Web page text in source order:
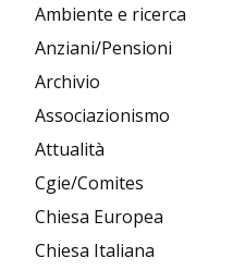
Ambiente e ricerca
Anziani/Pensioni
Archivio
Associazionismo
Attualità
Cgie/Comites
Chiesa Europea
Chiesa Italiana